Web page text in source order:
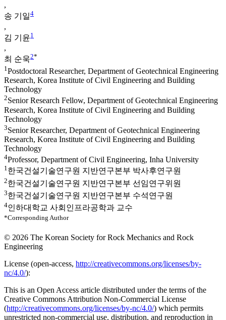
,
송 기일4
,
김 기윤1
,
최 순욱2*
1Postdoctoral Researcher, Department of Geotechnical Engineering
Research, Korea Institute of Civil Engineering and Building
Technology
2Senior Research Fellow, Department of Geotechnical Engineering
Research, Korea Institute of Civil Engineering and Building
Technology
3Senior Researcher, Department of Geotechnical Engineering
Research, Korea Institute of Civil Engineering and Building
Technology
4Professor, Department of Civil Engineering, Inha University
1한국건설기술연구원 지반연구본부 박사후연구원
2한국건설기술연구원 지반연구본부 선임연구위원
3한국건설기술연구원 지반연구본부 수석연구원
4인하대학교 사회인프라공학과 교수
*Corresponding Author
© 2026 The Korean Society for Rock Mechanics and Rock
Engineering
License (open-access, http://creativecommons.org/licenses/by-
nc/4.0/):
This is an Open Access article distributed under the terms of the
Creative Commons Attribution Non-Commercial License
(http://creativecommons.org/licenses/by-nc/4.0/) which permits
unrestricted non-commercial use, distribution, and reproduction in